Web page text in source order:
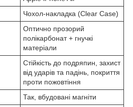
Чохол-накладка (Clear Case)
Оптично прозорий
полікарбонат + гнучкі
матеріали
Стійкість до подряпин, захист
від ударів та падінь, покриття
проти пожовтіння
Так, вбудовані магніти